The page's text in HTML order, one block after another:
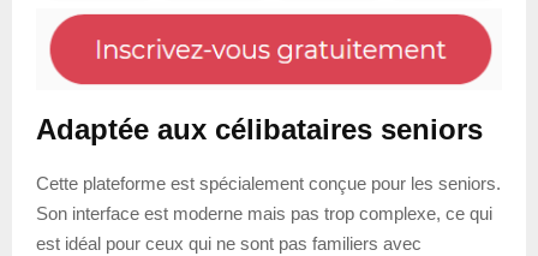
Adaptée aux célibataires seniors
Cette plateforme est spécialement conçue pour les seniors.
Son interface est moderne mais pas trop complexe, ce qui
est idéal pour ceux qui ne sont pas familiers avec